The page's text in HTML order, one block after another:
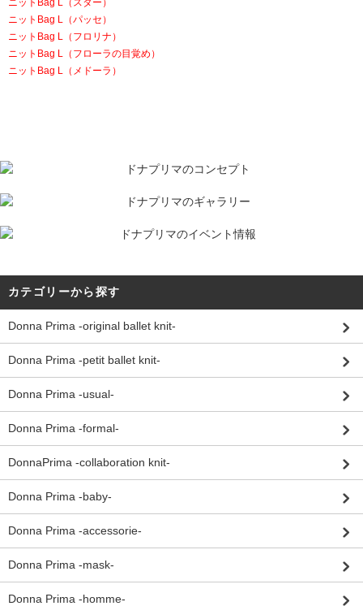
ニットBag L（パッセ）
ニットBag L（フロリナ）
ニットBag L（フローラの目覚め）
ニットBag L（メドーラ）
カテゴリーから探す
Donna Prima -original ballet knit-
Donna Prima -petit ballet knit-
Donna Prima -usual-
Donna Prima -formal-
DonnaPrima -collaboration knit-
Donna Prima -baby-
Donna Prima -accessorie-
Donna Prima -mask-
Donna Prima -homme-